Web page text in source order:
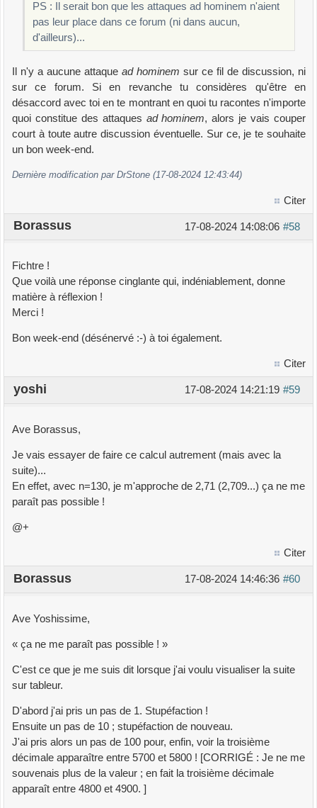
PS : Il serait bon que les attaques ad hominem n'aient
pas leur place dans ce forum (ni dans aucun,
d'ailleurs)...
Il n'y a aucune attaque ad hominem sur ce fil de discussion, ni
sur ce forum. Si en revanche tu considères qu'être en
désaccord avec toi en te montrant en quoi tu racontes n'importe
quoi constitue des attaques ad hominem, alors je vais couper
court à toute autre discussion éventuelle. Sur ce, je te souhaite
un bon week-end.
Dernière modification par DrStone (17-08-2024 12:43:44)
Citer
#58
17-08-2024 14:08:06
Borassus
Fichtre !
Que voilà une réponse cinglante qui, indéniablement, donne
matière à réflexion !
Merci !
Bon week-end (désénervé :-) à toi également.
Citer
#59
17-08-2024 14:21:19
yoshi
Ave Borassus,
Je vais essayer de faire ce calcul autrement (mais avec la
suite)...
En effet, avec n=130, je m'approche de 2,71 (2,709...) ça ne me
paraît pas possible !
@+
Citer
#60
17-08-2024 14:46:36
Borassus
Ave Yoshissime,
« ça ne me paraît pas possible ! »
C'est ce que je me suis dit lorsque j'ai voulu visualiser la suite
sur tableur.
D'abord j'ai pris un pas de 1. Stupéfaction !
Ensuite un pas de 10 ; stupéfaction de nouveau.
J'ai pris alors un pas de 100 pour, enfin, voir la troisième
décimale apparaître entre 5700 et 5800 ! [CORRIGÉ : Je ne me
souvenais plus de la valeur ; en fait la troisième décimale
apparaît entre 4800 et 4900. ]